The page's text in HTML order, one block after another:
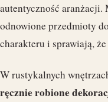
autentyczność
odnowione przedmioty
charakteru i sprawiają,
W rustykalnych
ręcznie robione